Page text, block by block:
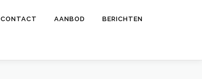
CONTACT AANBOD BERICHTEN